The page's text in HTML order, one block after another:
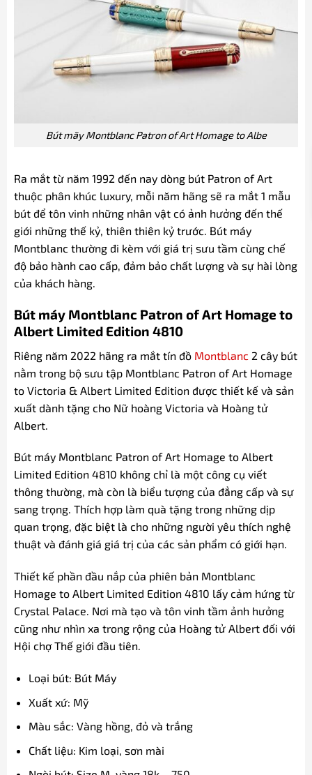
Bút mãy Montblanc Patron of Art Homage to Albe
Ra mắt từ năm 1992 đến nay dòng bút Patron of Art
thuộc phân khúc luxury, mỗi năm hãng sẽ ra mắt 1 mẫu
bút để tôn vinh những nhân vật có ảnh hưởng đến thế
giới những thế kỷ, thiên thiên kỷ trước. Bút máy
Montblanc thường đi kèm với giá trị sưu tầm cùng chế
độ bảo hành cao cấp, đảm bảo chất lượng và sự hài lòng
của khách hàng.
Bút máy Montblanc Patron of Art Homage to
Albert Limited Edition 4810
Riêng năm 2022 hãng ra mắt tín đồ Montblanc 2 cây bút
nằm trong bộ sưu tập Montblanc Patron of Art Homage
to Victoria & Albert Limited Edition được thiết kế và sản
xuất dành tặng cho Nữ hoàng Victoria và Hoàng tử
Albert.
Bút máy Montblanc Patron of Art Homage to Albert
Limited Edition 4810 không chỉ là một công cụ viết
thông thường, mà còn là biểu tượng của đẳng cấp và sự
sang trọng. Thích hợp làm quà tặng trong những dịp
quan trọng, đặc biệt là cho những người yêu thích nghệ
thuật và đánh giá giá trị của các sản phẩm có giới hạn.
Thiết kế phần đầu nắp của phiên bản Montblanc
Homage to Albert Limited Edition 4810 lấy cảm hứng từ
Crystal Palace. Nơi mà tạo và tôn vinh tầm ảnh hưởng
cũng như nhìn xa trong rộng của Hoàng tử Albert đối với
Hội chợ Thế giới đầu tiên.
Loại bút: Bút Máy
Xuất xứ: Mỹ
Màu sắc: Vàng hồng, đỏ và trắng
Chất liệu: Kim loại, sơn mài